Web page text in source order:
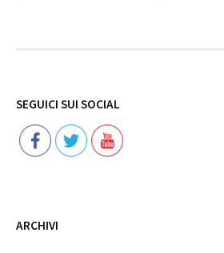
SEGUICI SUI SOCIAL
ARCHIVI